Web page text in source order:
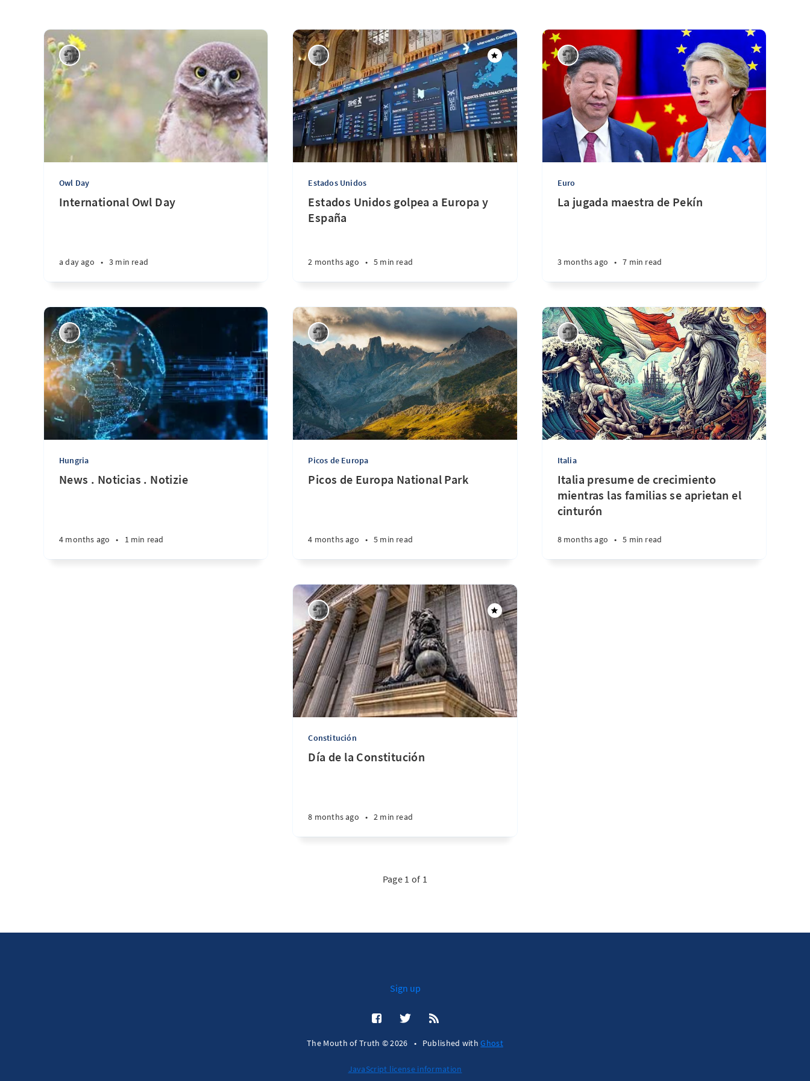
Owl Day
International Owl Day
a day ago • 3 min read
Estados Unidos
Estados Unidos golpea a Europa y
España
2 months ago • 5 min read
Euro
La jugada maestra de Pekín
3 months ago • 7 min read
Hungria
News . Noticias . Notizie
4 months ago • 1 min read
Picos de Europa
Picos de Europa National Park
4 months ago • 5 min read
Italia
Italia presume de crecimiento
mientras las familias se aprietan el
cinturón
8 months ago • 5 min read
Constitución
Día de la Constitución
8 months ago • 2 min read
Page 1 of 1
Sign up
The Mouth of Truth © 2026 • Published withGhost
JavaScript license information